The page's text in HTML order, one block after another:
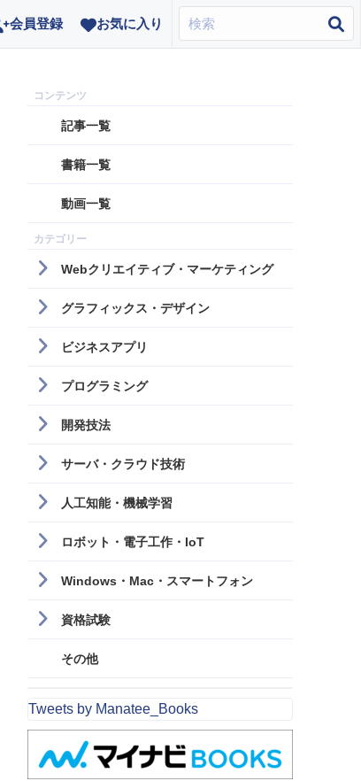
会員登録 お気に入り
記事一覧
書籍一覧
動画一覧
Webクリエイティブ・マーケティング
グラフィックス・デザイン
ビジネスアプリ
プログラミング
開発技法
サーバ・クラウド技術
人工知能・機械学習
ロボット・電子工作・IoT
Windows・Mac・スマートフォン
資格試験
その他
Tweets by Manatee_Books